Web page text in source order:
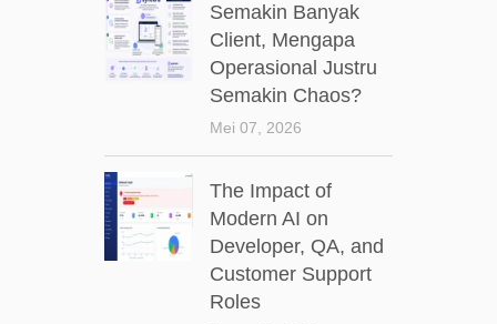
Semakin Banyak
Client, Mengapa
Operasional Justru
Semakin Chaos?
Mei 07, 2026
The Impact of
Modern AI on
Developer, QA, and
Customer Support
Roles